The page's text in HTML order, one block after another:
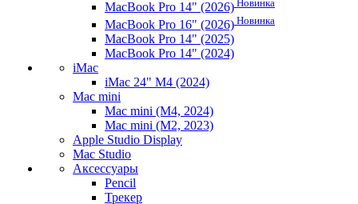
MacBook Pro 14" (2026) Новинка
MacBook Pro 16" (2026) Новинка
MacBook Pro 14" (2025)
MacBook Pro 14" (2024)
iMac
iMac 24" M4 (2024)
Mac mini
Mac mini (M4, 2024)
Mac mini (M2, 2023)
Apple Studio Display
Mac Studio
Аксессуары
Pencil
Трекер